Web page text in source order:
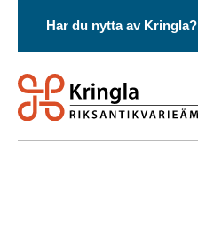
Har du nytta av Kringla?